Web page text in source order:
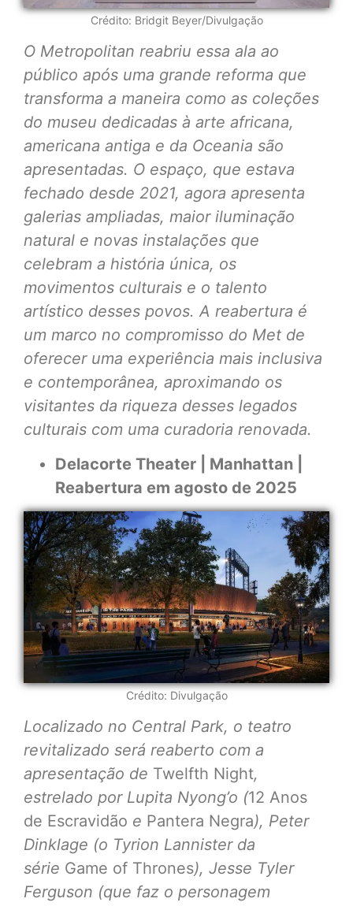
Crédito: Bridgit Beyer/Divulgação
O Metropolitan reabriu essa ala ao
público após uma grande reforma que
transforma a maneira como as coleções
do museu dedicadas à arte africana,
americana antiga e da Oceania são
apresentadas. O espaço, que estava
fechado desde 2021, agora apresenta
galerias ampliadas, maior iluminação
natural e novas instalações que
celebram a história única, os
movimentos culturais e o talento
artístico desses povos. A reabertura é
um marco no compromisso do Met de
oferecer uma experiência mais inclusiva
e contemporânea, aproximando os
visitantes da riqueza desses legados
culturais com uma curadoria renovada.
Delacorte Theater | Manhattan |
Reabertura em agosto de 2025
Crédito: Divulgação
Localizado no Central Park, o teatro
revitalizado será reaberto com a
apresentação de Twelfth Night,
estrelado por Lupita Nyong’o (12 Anos
de Escravidão e Pantera Negra), Peter
Dinklage (o Tyrion Lannister da
série Game of Thrones), Jesse Tyler
Ferguson (que faz o personagem